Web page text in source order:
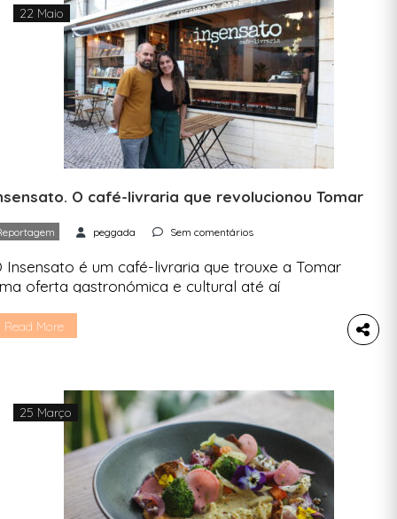
22 Maio
O café-livraria que revolucionou Tomar
peggada Sem comentários
Insensato é um café-livraria que trouxe a Tomar
oferta gastronómica e cultural até aí
e criaram um espaço que junta comida,
crescente de fazer […]
Read More
25 Março